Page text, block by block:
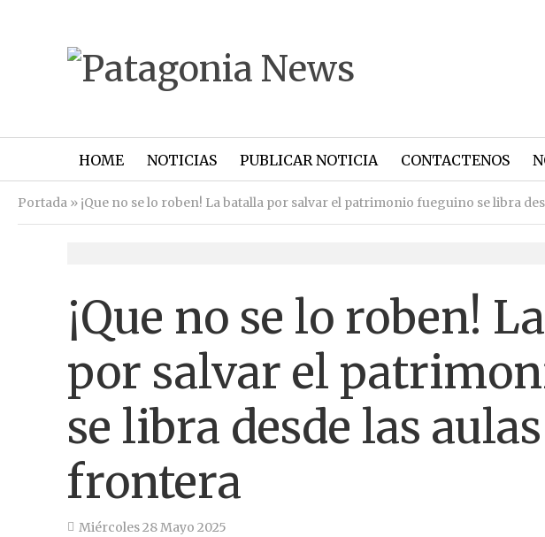
HOME NOTICIAS PUBLICAR NOTICIA CONTACTENOS
Portada » ¡Que no se lo roben! La batalla por salvar el patrimonio fueguino se libra
¡Que no se lo roben!
por salvar el
se libra desde las
frontera
Miércoles 28 Mayo 2025